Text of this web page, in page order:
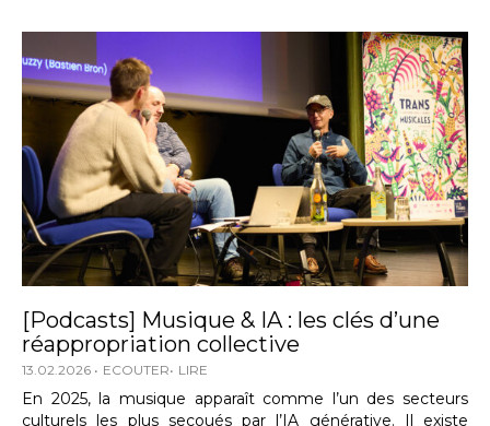
[Podcasts] Musique & IA : les clés d’une
réappropriation collective
13.02.2026 ECOUTER LIRE
En 2025, la musique apparaît comme l’un des secteurs
culturels les plus secoués par l’IA générative. Il existe